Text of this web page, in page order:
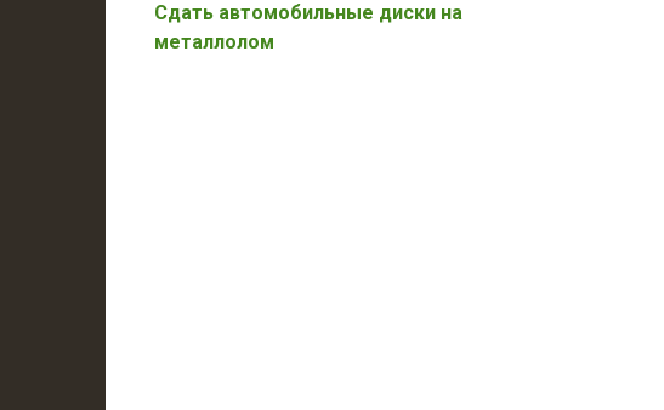
Сдать автомобильные диски на
металлолом